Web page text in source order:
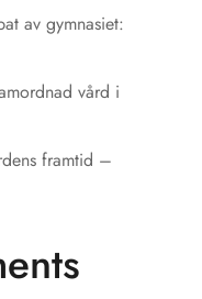
av gymnasiet:
vård i
framtid –